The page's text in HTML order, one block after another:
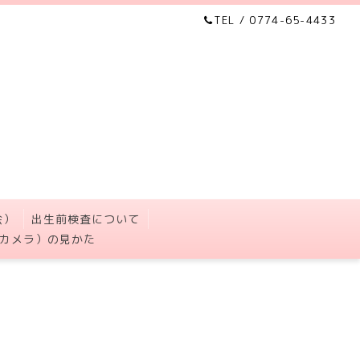
TEL / 0774-65-4433
出生前検査について
メラ）の見かた